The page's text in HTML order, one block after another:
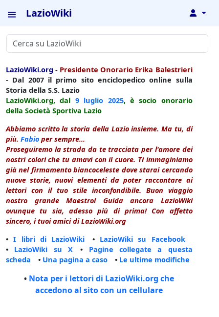
LazioWiki ↓
LazioWiki.org - Presidente Onorario Erika Balestrieri
- Dal 2007 il primo sito enciclopedico online sulla
Storia della S.S. Lazio
LazioWiki.org, dal 9 luglio 2025, è socio onorario
della Società Sportiva Lazio
Abbiamo scritto la storia della Lazio insieme. Ma tu, di
più. Fabio per sempre...
Proseguiremo la strada da te tracciata per l'amore dei
nostri colori che tu amavi con il cuore. Ti immaginiamo
già nel firmamento biancoceleste dove starai cercando
nuove storie, nuovi elementi da poter raccontare ai
lettori con il tuo stile inconfondibile. Buon viaggio
nostro grande Maestro! Guida ancora LazioWiki
ovunque tu sia, adesso più di prima! Con affetto
sincero, i tuoi amici di LazioWiki.org
•I libri di LazioWiki • LazioWiki su Facebook
• LazioWiki su X • Pagine collegate a questa
scheda • Una pagina a caso • Le ultime modifiche
• Nota per i lettori di LazioWiki.org che
accedono al sito con un cellulare